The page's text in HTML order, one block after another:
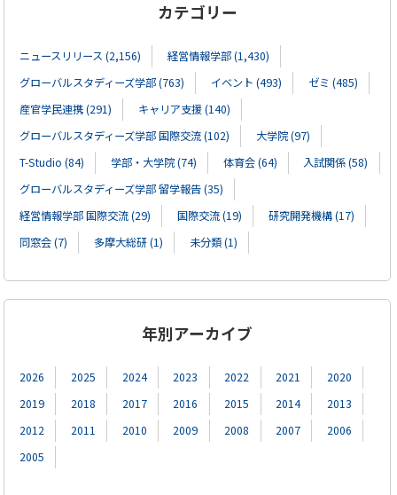
カテゴリー
ニュースリリース (2,156)
経営情報学部 (1,430)
グローバルスタディーズ学部 (763)
イベント (493)
ゼミ (485)
産官学民連携 (291)
キャリア支援 (140)
グローバルスタディーズ学部 国際交流 (102)
大学院 (97)
T-Studio (84)
学部・大学院 (74) 体育会 (64)
入試関係 (58)
グローバルスタディーズ学部 留学報告 (35)
経営情報学部 国際交流 (29)
国際交流 (19)
研究開発機構 (17)
同窓会 (7)
多摩大総研 (1) 未分類 (1)
年別アーカイブ
2026 2025 2024 2023 2022 2021
2020
2019
2018 2017 2016 2015 2014
2013
2012
2011 2010 2009 2008 2007
2006
2005